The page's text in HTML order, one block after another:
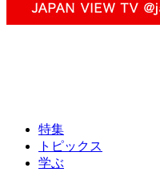
特集
トピックス
学ぶ